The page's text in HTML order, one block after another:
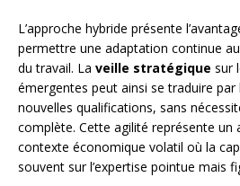
L’approche hybride présente
permettre une adaptation continue
du travail. La veille stratégique sur
émergentes peut ainsi se traduire par
nouvelles qualifications, sans
complète. Cette agilité représente un
contexte économique volatil où la
souvent sur l’expertise pointue mais